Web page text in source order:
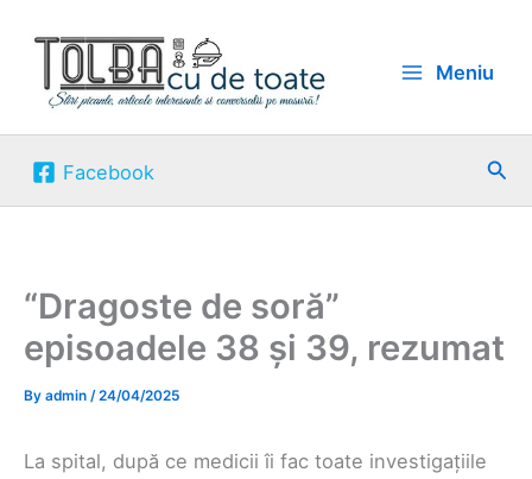
content
Meniu
Facebook
“Dragoste de soră”
episoadele 38 și 39, rezumat
By admin /24/04/2025
La spital, după ce medicii îi fac toate investigațiile